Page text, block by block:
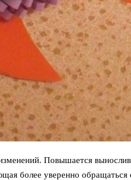
Повышается
более уверенно